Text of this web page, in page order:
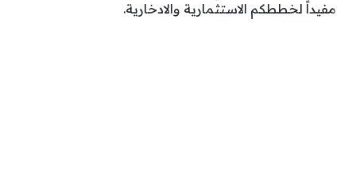
مفيداً لخططكم الاستثمارية والادخارية.